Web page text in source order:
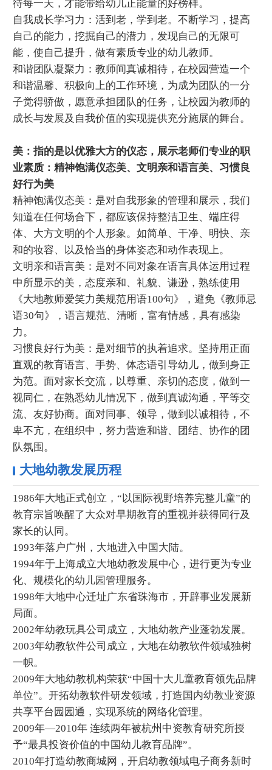
待每一天，才能带给幼儿正能量的好榜样。
自我成长学习力：活到老，学到老。不断学习，提高
自己的能力，挖掘自己的潜力，发现自己的无限可
能，使自己提升，做有素质专业的幼儿教师。
和谐团队凝聚力：教师间真诚相待，在校园营造一个
和谐温馨、积极向上的工作环境，为成为团队的一分
子觉得骄傲，愿意承担团队的任务，让校园为教师的
成长与发展及自我价值的实现提供充分施展的舞台。
美：指的是以优雅大方的仪态，展示老师们专业的职
业素质：精神饱满仪态美、文明亲和语言美、习惯良
好行为美
精神饱满仪态美：是对自我形象的管理和展示，我们
知道在任何场合下，都应该保持整洁卫生、端庄得
体、大方文明的个人形象。如简单、干净、明快、亲
和的妆容、以及恰当的身体姿态和动作表现上。
文明亲和语言美：是对不同对象在语言具体运用过程
中所显示的美，态度亲和、礼貌、谦逊，熟练使用
《大地教师爱笑力美规范用语100句》，避免《教师忌
语30句》，语言规范、清晰，富有情感，具有感染
力。
习惯良好行为美：是对细节的执着追求。坚持用正面
直观的教育语言、手势、体态语引导幼儿，做到身正
为范。面对家长交流，以尊重、亲切的态度，做到一
视同仁，在熟悉幼儿情况下，做到真诚沟通，平等交
流、友好协商。面对同事、领导，做到以诚相待，不
卑不亢，在组织中，努力营造和谐、团结、协作的团
队氛围。
大地幼教发展历程
1986年大地正式创立，“以国际视野培养完整儿童”的
教育宗旨唤醒了大众对早期教育的重视并获得同行及
家长的认同。
1993年落户广州，大地进入中国大陆。
1994年于上海成立大地幼教发展中心，进行更为专业
化、规模化的幼儿园管理服务。
1998年大地中心迁址广东省珠海市，开辟事业发展新
局面。
2002年幼教玩具公司成立，大地幼教产业蓬勃发展。
2003年幼教软件公司成立，大地在幼教软件领域独树
一帜。
2009年大地幼教机构荣获“中国十大儿童教育领先品牌
单位”。开拓幼教软件研发领域，打造国内幼教业资源
共享平台园园通，实现系统的网络化管理。
2009年—2010年 连续两年被杭州中资教育研究所授
予“最具投资价值的中国幼儿教育品牌”。
2010年打造幼教商城网，开启幼教领域电子商务新时